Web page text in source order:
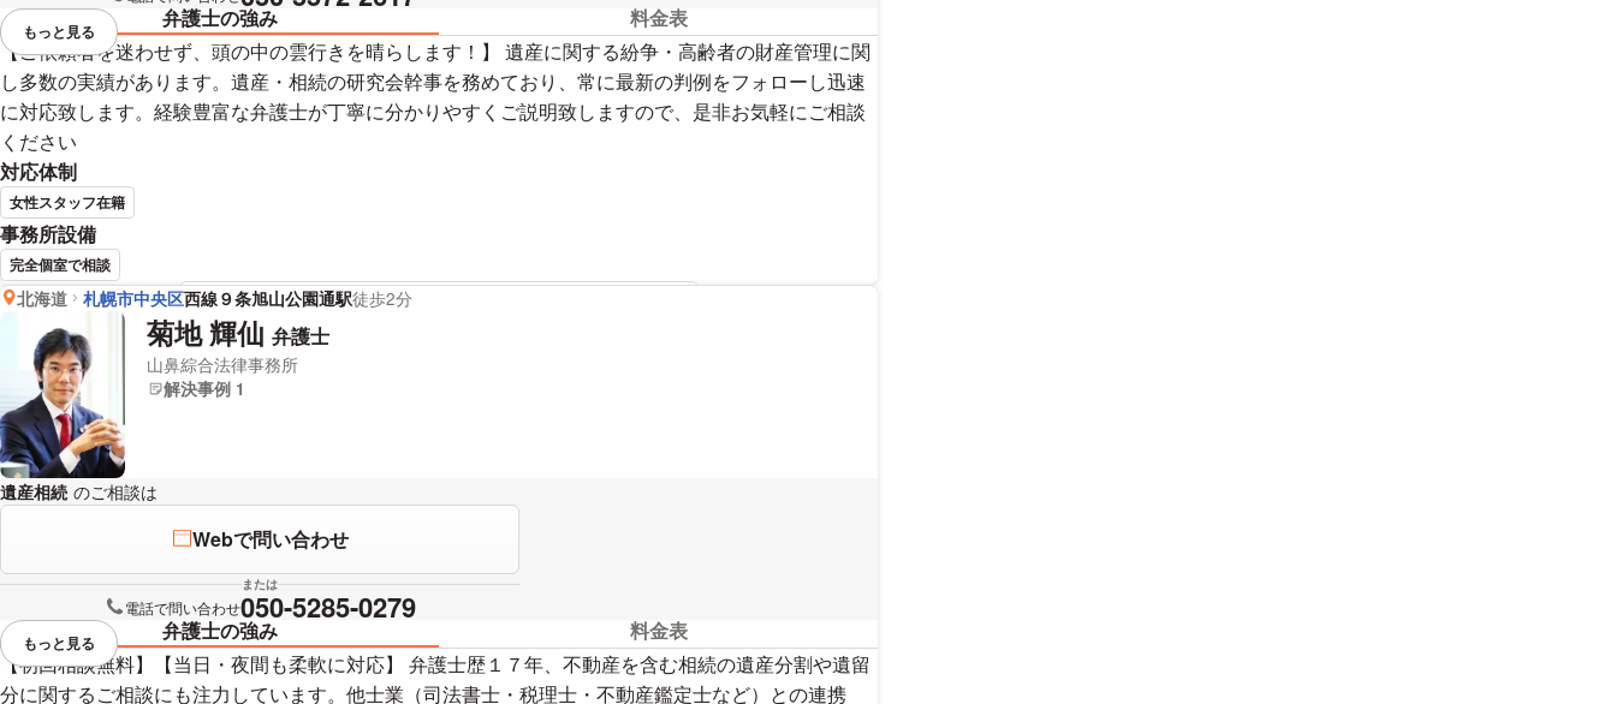
弁護士の強み
料金表
【ご依頼者を迷わせず、頭の中の雲行きを晴らします！】 遺産に関する紛争・高齢者の財産管理に関
し多数の実績があります。遺産・相続の研究会幹事を務めており、常に最新の判例をフォローし迅速
に対応致します。経験豊富な弁護士が丁寧に分かりやすくご説明致しますので、是非お気軽にご相談
ください
対応体制
女性スタッフ在籍
事務所設備
完全個室で相談
瀧澤 啓良 弁護士の詳細情報を見る
視覚的に省略されている要素を
もっと見る
北海道 札幌市中央区西線９条旭山公園通駅徒歩2分
菊地 輝仙 弁護士
山鼻綜合法律事務所
解決事例 1
遺産相続 のご相談は
Webで問い合わせ
または
電話で問い合わせ050-5285-0279
弁護士の強み
料金表
【初回相談無料】【当日・夜間も柔軟に対応】 弁護士歴１７年、不動産を含む相続の遺産分割や遺留
分に関するご相談にも注力しています。他士業（司法書士・税理士・不動産鑑定士など）との連携
視覚的に省略されている要素を
もっと見る